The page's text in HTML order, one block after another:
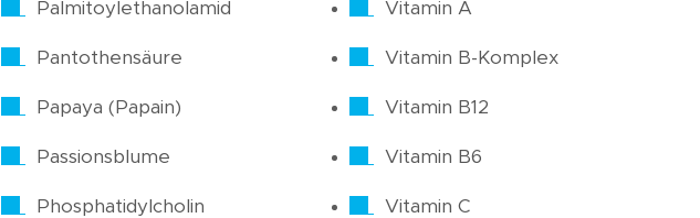
Palmitoylethanolamid
Pantothensäure
Papaya (Papain)
Passionsblume
Phosphatidylcholin
Vitamin A
Vitamin B-Komplex
Vitamin B12
Vitamin B6
Vitamin C